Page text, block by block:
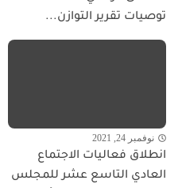
توصيات تقرير التوازن...
نوفمبر 24, 2021
انطلاق فعاليات الاجتماع
العادي التاسع عشر للمجلس